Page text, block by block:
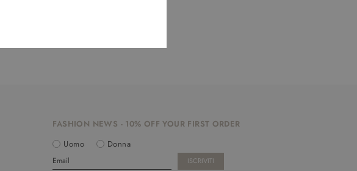
FASHION NEWS - 10% OFF YOUR FIRST ORDER
Uomo
Donna